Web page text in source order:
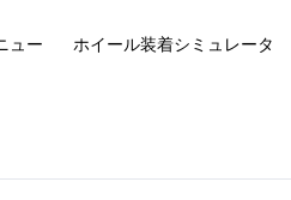
ュー ホイール装着シミュレータ